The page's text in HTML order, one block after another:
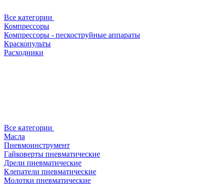
Все категории
Компрессоры
Компрессоры - пескоструйные аппараты
Краскопульты
Расходники
Все категории
Масла
Пневмоинструмент
Гайковерты пневматические
Дрели пневматические
Клепатели пневматические
Молотки пневматические